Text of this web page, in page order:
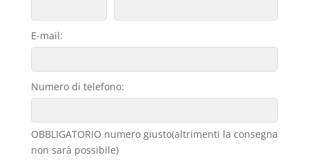
E-mail:
Numero di telefono:
OBBLIGATORIO numero giusto(altrimenti la consegna
non sarà possibile)